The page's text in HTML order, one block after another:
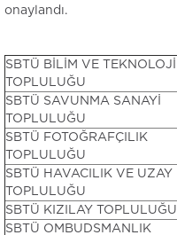
onaylandı.
SBTÜ BİLİM VE TEKNOLOJİ
TOPLULUĞU
SBTÜ SAVUNMA SANAYİ
TOPLULUĞU
SBTÜ FOTOĞRAFÇILIK
TOPLULUĞU
SBTÜ HAVACILIK VE UZAY
TOPLULUĞU
SBTÜ KIZILAY TOPLULUĞU
SBTÜ OMBUDSMANLIK